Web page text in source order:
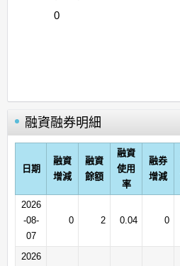
0
融資融券明細
日期
融資
增減
融資
餘額
融資
使用
率
融券
增減
2026
-08-
07
0 2 0.04 0
2026